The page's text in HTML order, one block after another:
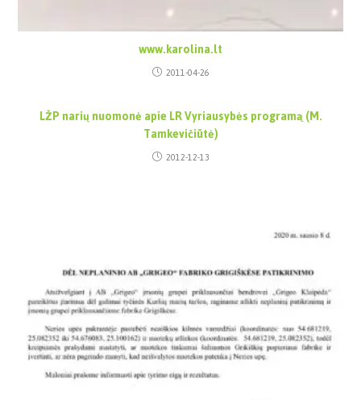
www.karolina.lt
2011-04-26
LŽP narių nuomonė apie LR Vyriausybės programą (M.
Tamkevičiūtė)
2012-12-13